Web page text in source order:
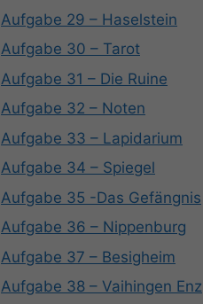
Aufgabe 29 – Haselstein
Aufgabe 30 – Tarot
Aufgabe 31 – Die Ruine
Aufgabe 32 – Noten
Aufgabe 33 – Lapidarium
Aufgabe 34 – Spiegel
Aufgabe 35 -Das Gefängnis
Aufgabe 36 – Nippenburg
Aufgabe 37 – Besigheim
Aufgabe 38 – Vaihingen Enz